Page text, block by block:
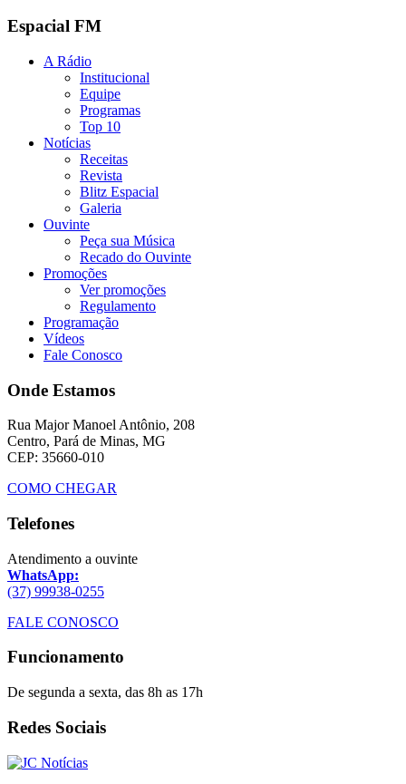
Espacial FM
A Rádio
Institucional
Equipe
Programas
Top 10
Notícias
Receitas
Revista
Blitz Espacial
Galeria
Ouvinte
Peça sua Música
Recado do Ouvinte
Promoções
Ver promoções
Regulamento
Programação
Vídeos
Fale Conosco
Onde Estamos
Rua Major Manoel Antônio, 208
Centro, Pará de Minas, MG
CEP: 35660-010
COMO CHEGAR
Telefones
Atendimento a ouvinte
WhatsApp:
(37) 99938-0255
FALE CONOSCO
Funcionamento
De segunda a sexta, das 8h as 17h
Redes Sociais